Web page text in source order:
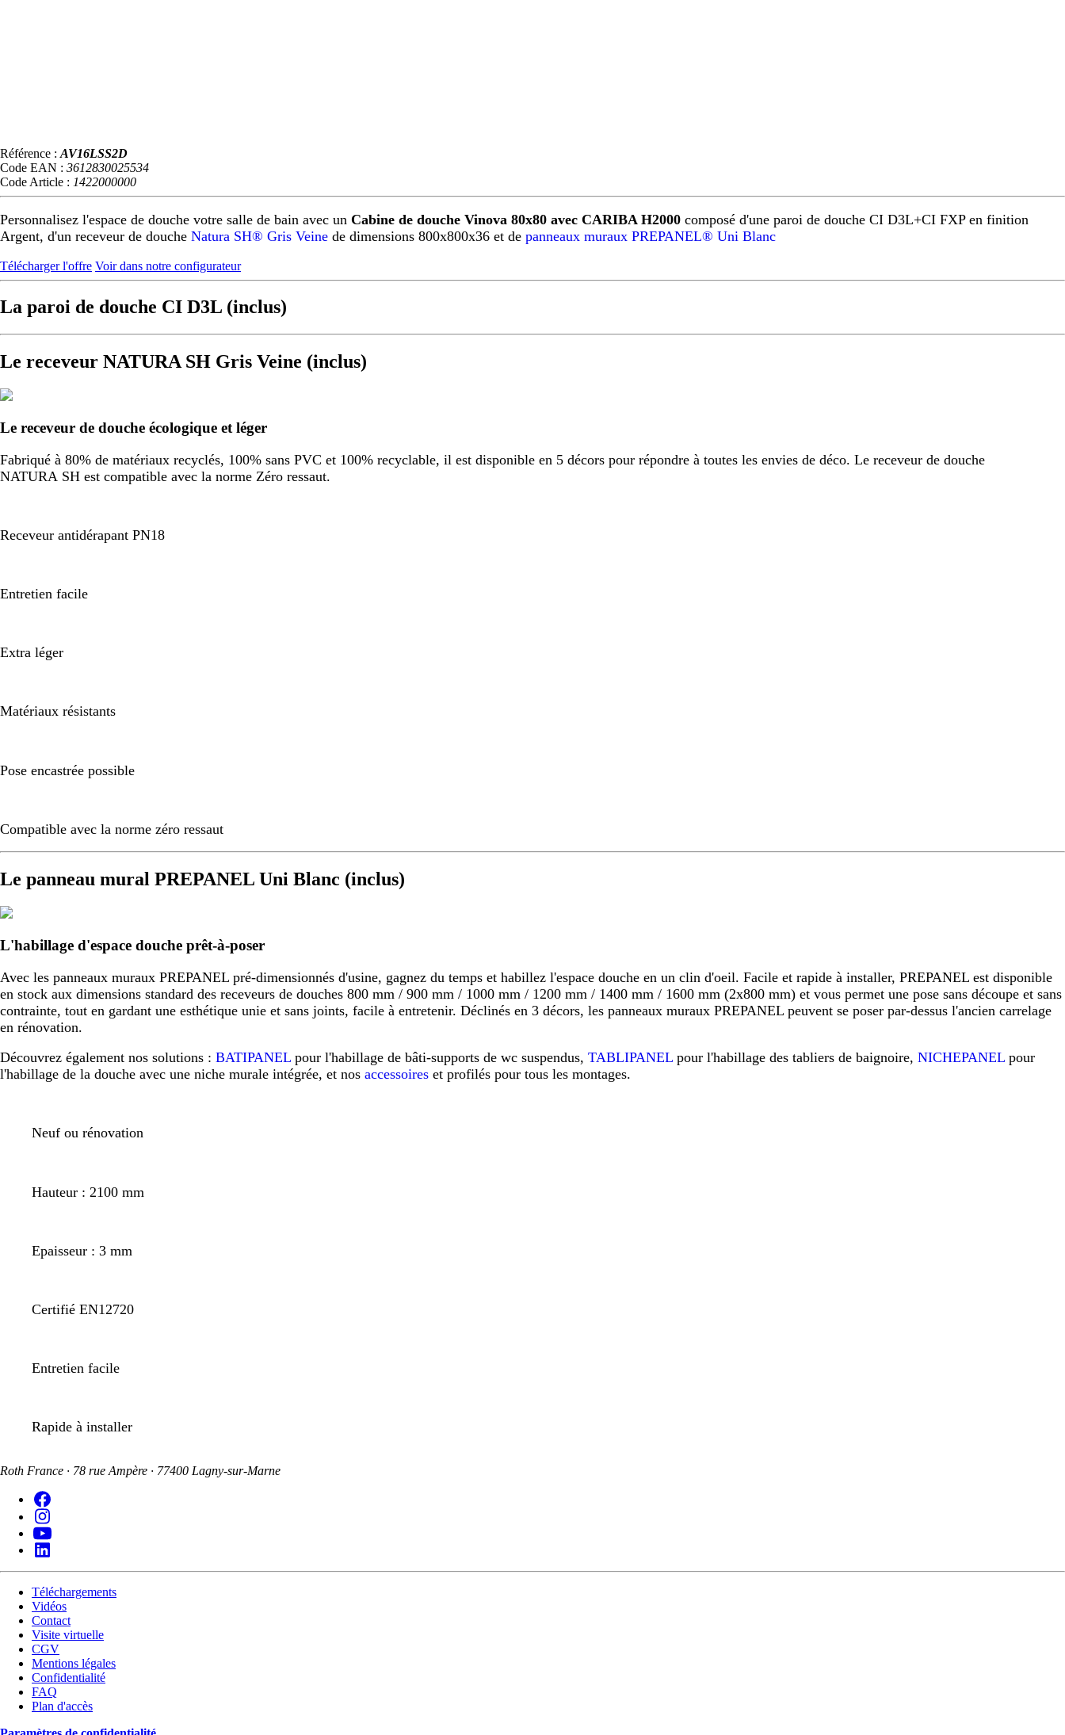
Référence : AV16LSS2D
Code EAN : 3612830025534
Code Article : 1422000000
Personnalisez l'espace de douche votre salle de bain avec un Cabine de douche Vinova 80x80 avec CARIBA H2000 composé d'une paroi de douche CI D3L+CI FXP en finition
Argent, d'un receveur de douche Natura SH® Gris Veine de dimensions 800x800x36 et de panneaux muraux PREPANEL® Uni Blanc
Télécharger l'offre Voir dans notre configurateur
La paroi de douche CI D3L (inclus)
Le receveur NATURA SH Gris Veine (inclus)
Le receveur de douche écologique et léger
Fabriqué à 80% de matériaux recyclés, 100% sans PVC et 100% recyclable, il est disponible en 5 décors pour répondre à toutes les envies de déco. Le receveur de douche
NATURA SH est compatible avec la norme Zéro ressaut.
Receveur antidérapant PN18
Entretien facile
Extra léger
Matériaux résistants
Pose encastrée possible
Compatible avec la norme zéro ressaut
Le panneau mural PREPANEL Uni Blanc (inclus)
L'habillage d'espace douche prêt-à-poser
Avec les panneaux muraux PREPANEL pré-dimensionnés d'usine, gagnez du temps et habillez l'espace douche en un clin d'oeil. Facile et rapide à installer, PREPANEL est disponible
en stock aux dimensions standard des receveurs de douches 800 mm / 900 mm / 1000 mm / 1200 mm / 1400 mm / 1600 mm (2x800 mm) et vous permet une pose sans découpe et sans
contrainte, tout en gardant une esthétique unie et sans joints, facile à entretenir. Déclinés en 3 décors, les panneaux muraux PREPANEL peuvent se poser par-dessus l'ancien carrelage
en rénovation.
Découvrez également nos solutions : BATIPANEL pour l'habillage de bâti-supports de wc suspendus, TABLIPANEL pour l'habillage des tabliers de baignoire, NICHEPANEL pour
l'habillage de la douche avec une niche murale intégrée, et nos accessoires et profilés pour tous les montages.
Neuf ou rénovation
Hauteur : 2100 mm
Epaisseur : 3 mm
Certifié EN12720
Entretien facile
Rapide à installer
Roth France · 78 rue Ampère · 77400 Lagny-sur-Marne
Téléchargements
Vidéos
Contact
Visite virtuelle
CGV
Mentions légales
Confidentialité
FAQ
Plan d'accès